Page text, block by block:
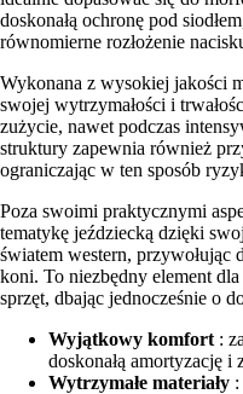
doskonałą ochronę pod
równomierne rozłożenie
Wykonana z wysokiej jakości
swojej wytrzymałości i
zużycie, nawet podczas
struktury zapewnia również
ograniczając w ten sposób
Poza swoimi praktycznymi
tematykę jeździecką dzięki
światem western,
koni. To niezbędny element
sprzęt, dbając jednocześnie o
Wyjątkowy komfort :
doskonałą amortyzację
Wytrzymałe materiały